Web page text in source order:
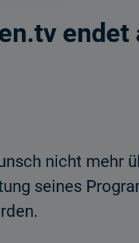
endet
nicht mehr
seines